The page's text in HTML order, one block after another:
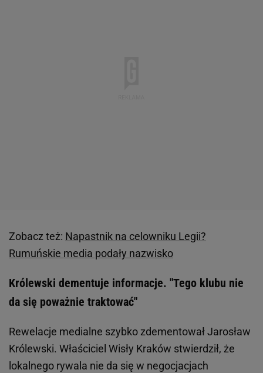
Zobacz też: Napastnik na celowniku Legii?
Rumuńskie media podały nazwisko
Królewski dementuje informacje. "Tego klubu nie
da się poważnie traktować"
Rewelacje medialne szybko zdementował Jarosław
Królewski. Właściciel Wisły Kraków stwierdził, że
lokalnego rywala nie da się w negocjacjach